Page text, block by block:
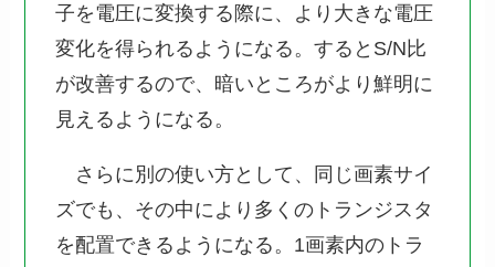
子を電圧に変換する際に、より大きな電圧
変化を得られるようになる。するとS/N比
が改善するので、暗いところがより鮮明に
見えるようになる。
さらに別の使い方として、同じ画素サイ
ズでも、その中により多くのトランジスタ
を配置できるようになる。1画素内のトラ